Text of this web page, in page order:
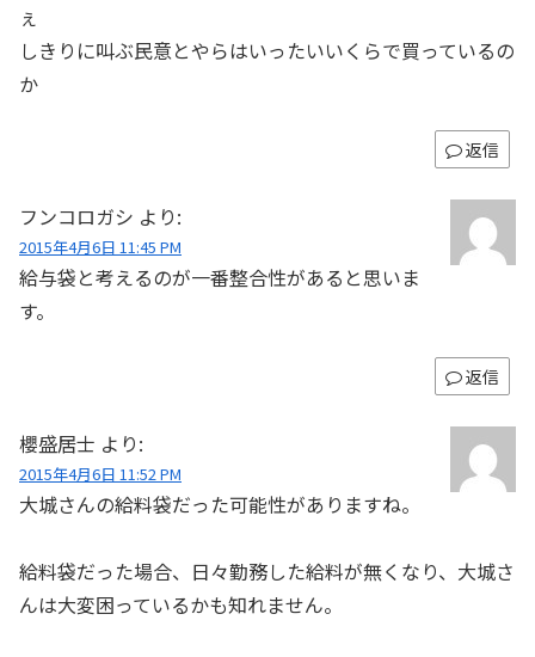
ぇ
しきりに叫ぶ民意とやらはいったいいくらで買っているの
か
返信
フンコロガシ より:
2015年4月6日 11:45 PM
給与袋と考えるのが一番整合性があると思いま
す。
返信
櫻盛居士 より:
2015年4月6日 11:52 PM
大城さんの給料袋だった可能性がありますね。
給料袋だった場合、日々勤務した給料が無くなり、大城さ
んは大変困っているかも知れません。